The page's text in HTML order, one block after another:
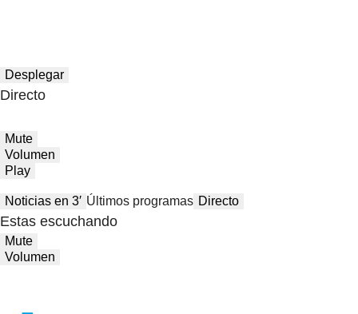
Desplegar
Directo
Mute
Volumen
Play
Noticias en 3′ Últimos programas Directo
Estas escuchando
Mute
Volumen